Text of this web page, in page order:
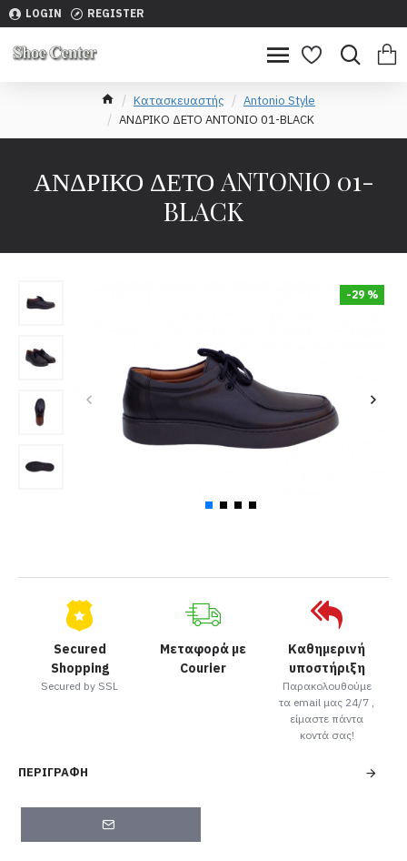
LOGIN REGISTER
Κατασκευαστής
Antonio Style
ΑΝΔΡΙΚΟ ΔΕΤΟ ANTONIO 01-BLACK
ΑΝΔΡΙΚΟ ΔΕΤΟ ANTONIO 01-
BLACK
-29 %
Secured
Shopping
Secured by SSL
Μεταφορά με
Courier
Καθημερινή
υποστήριξη
Παρακολουθούμε
τα email μας 24/7 ,
είμαστε πάντα
κοντά σας!
ΠΕΡΙΓΡΑΦΉ